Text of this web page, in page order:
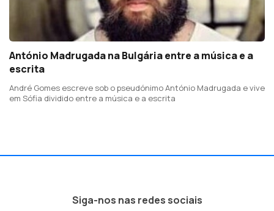
António Madrugada na Bulgária entre a música e a
escrita
André Gomes escreve sob o pseudónimo António Madrugada e vive
em Sófia dividido entre a música e a escrita
Siga-nos nas redes sociais